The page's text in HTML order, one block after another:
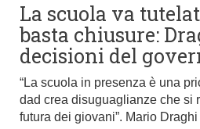
La scuola va
basta chiusure:
decisioni del
“La scuola in presenza è una
dad crea disuguaglianze che si
futura dei giovani”. Mario Draghi